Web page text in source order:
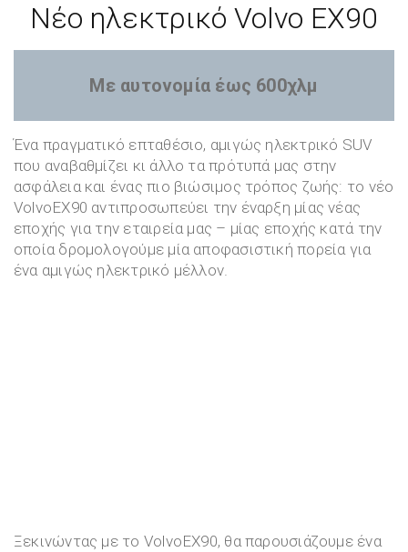
Νέο ηλεκτρικό Volvo EX90
Με αυτονομία έως 600χλμ
Ένα πραγματικό επταθέσιο, αμιγώς ηλεκτρικό SUV
που αναβαθμίζει κι άλλο τα πρότυπά μας στην
ασφάλεια και ένας πιο βιώσιμος τρόπος ζωής: το νέο
VolvoEX90 αντιπροσωπεύει την έναρξη μίας νέας
εποχής για την εταιρεία μας – μίας εποχής κατά την
οποία δρομολογούμε μία αποφασιστική πορεία για
ένα αμιγώς ηλεκτρικό μέλλον.
Ξεκινώντας με το VolvoEX90, θα παρουσιάζουμε ένα